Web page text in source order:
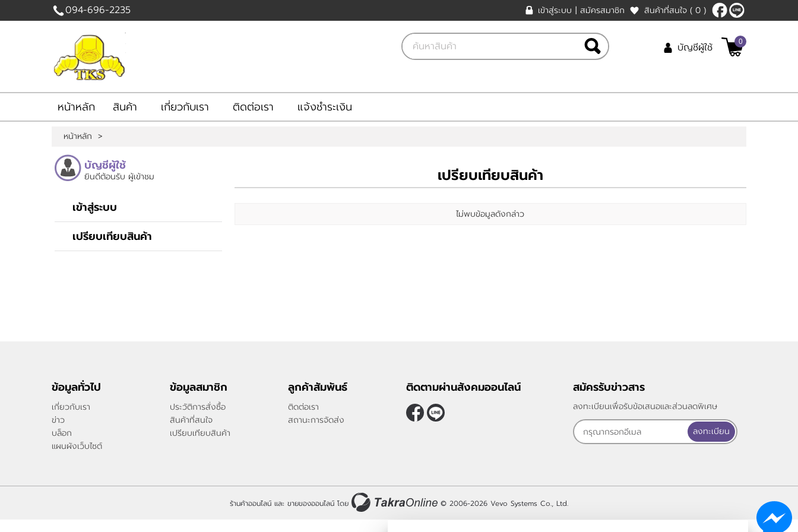
สินค้าที่สนใจ( 0 )
สินค้า
ติดต่อเรา
แจ้งชำระเงิน
094-696-2235 เข้าสู่ระบบ | สมัครสมาชิก สินค้าที่สนใจ ( 0 )
บัญชีผู้ใช้ 0
หน้าหลัก สินค้า เกี่ยวกับเรา ติดต่อเรา แจ้งชำระเงิน
หน้าหลัก >
บัญชีผู้ใช้
ยินดีต้อนรับ ผู้เข้าชม
เข้าสู่ระบบ
เปรียบเทียบสินค้า
เปรียบเทียบสินค้า
ไม่พบข้อมูลดังกล่าว
ข้อมูลทั่วไป
เกี่ยวกับเรา
ข่าว
บล็อก
แผนผังเว็บไซต์
ข้อมูลสมาชิก
ประวัติการสั่งซื้อ
สินค้าที่สนใจ
เปรียบเทียบสินค้า
ลูกค้าสัมพันธ์
ติดต่อเรา
สถานะการจัดส่ง
ติดตามผ่านสังคมออนไลน์ สมัครรับข่าวสาร
ลงทะเบียนเพื่อรับข้อเสนอและส่วนลดพิเศษ
ลงทะเบียน
ร้านค้าออนไลน์ และ ขายของออนไลน์ โดย © 2006-2026 Vevo Systems Co., Ltd.